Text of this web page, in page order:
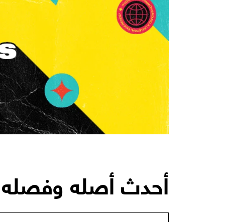
أحدث أصله وفصله